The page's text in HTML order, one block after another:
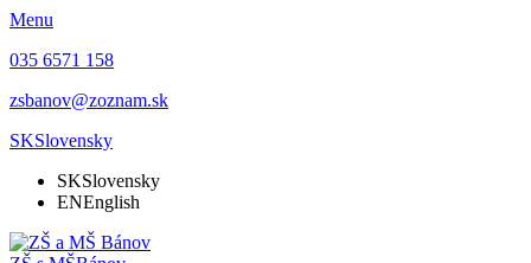
Menu
035 6571 158
zsbanov@zoznam.sk
SKSlovensky
SKSlovensky
ENEnglish